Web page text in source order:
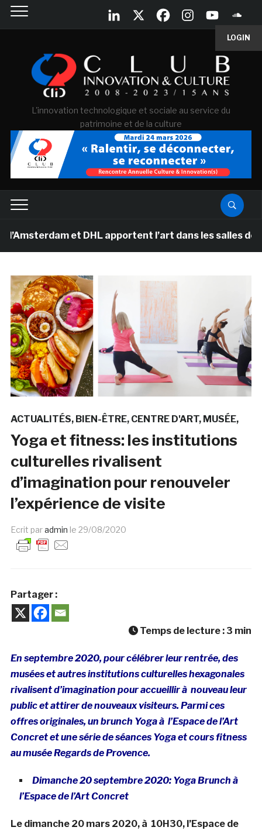
LOGIN
L'innovation technologique et sociale au service du
patrimoine et de la culture
et DHL apportent l’art dans les salles de classe
ACTUALITÉS BIEN-ÊTRE CENTRE D'ART MUSÉE
Yoga et fitness: les institutions
culturelles rivalisent
d’imagination pour renouveler
l’expérience de visite
Ecrit paradmin le 29/08/2020
Partager :
Temps de lecture : 3 min
En septembre 2020, pour célébrer leur rentrée, des
musées et autres institutions culturelles hexagonales
rivalisent d’imagination pour accueillir à nouveau leur
public et attirer de nouveaux visiteurs. Parmi ces
offres originales, un brunch Yoga à l’Espace de l’Art
Concret et une série de séances Yoga et cours fitness
au musée Regards de Provence.
Dimanche 20 septembre 2020: Yoga Brunch à
l’Espace de l’Art Concret
Le dimanche 20 mars 2020, à 10H30, l’Espace de